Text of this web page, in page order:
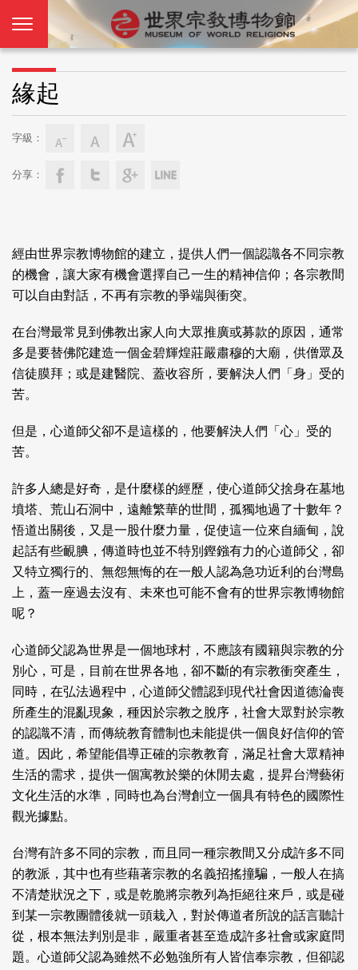
緣起
字級：
分享：
經由世界宗教博物館的建立，提供人們一個認識各不同宗教
的機會，讓大家有機會選擇自己一生的精神信仰；各宗教間
可以自由對話，不再有宗教的爭端與衝突。
在台灣最常見到佛教出家人向大眾推廣或募款的原因，通常
多是要替佛陀建造一個金碧輝煌莊嚴肅穆的大廟，供僧眾及
信徒膜拜；或是建醫院、蓋收容所，要解決人們「身」受的
苦。
但是，心道師父卻不是這樣的，他要解決人們「心」受的
苦。
許多人總是好奇，是什麼樣的經歷，使心道師父捨身在墓地
墳塔、荒山石洞中，遠離繁華的世間，孤獨地過了十數年？
悟道出關後，又是一股什麼力量，促使這一位來自緬甸，說
起話有些靦腆，傳道時也並不特別鏗鏹有力的心道師父，卻
又特立獨行的、無怨無悔的在一般人認為急功近利的台灣島
上，蓋一座過去沒有、未來也可能不會有的世界宗教博物館
呢？
心道師父認為世界是一個地球村，不應該有國籍與宗教的分
別心，可是，目前在世界各地，卻不斷的有宗教衝突產生，
同時，在弘法過程中，心道師父體認到現代社會因道德淪喪
所產生的混亂現象，種因於宗教之脫序，社會大眾對於宗教
的認識不清，而傳統教育體制也未能提供一個良好信仰的管
道。因此，希望能倡導正確的宗教教育，滿足社會大眾精神
生活的需求，提供一個寓教於樂的休閒去處，提昇台灣藝術
文化生活的水準，同時也為台灣創立一個具有特色的國際性
觀光據點。
台灣有許多不同的宗教，而且同一種宗教間又分成許多不同
的教派，其中也有些藉著宗教的名義招搖撞騙，一般人在搞
不清楚狀況之下，或是乾脆將宗教列為拒絕往來戶，或是碰
到某一宗教團體後就一頭栽入，對於傳道者所說的話言聽計
從，根本無法判別是非，嚴重者甚至造成許多社會或家庭問
題。心道師父認為雖然不必勉強所有人皆信奉宗教，但卻認